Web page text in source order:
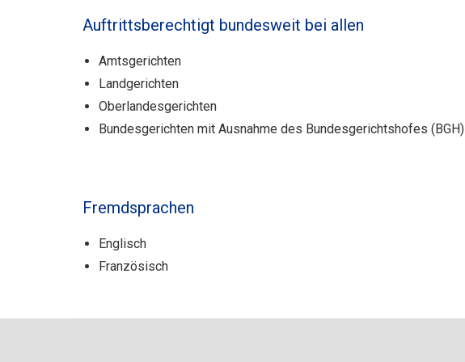
Auftrittsberechtigt bundesweit bei allen
Amtsgerichten
Landgerichten
Oberlandesgerichten
Bundesgerichten mit Ausnahme des Bundesgerichtshofes (BGH)
Fremdsprachen
Englisch
Französisch